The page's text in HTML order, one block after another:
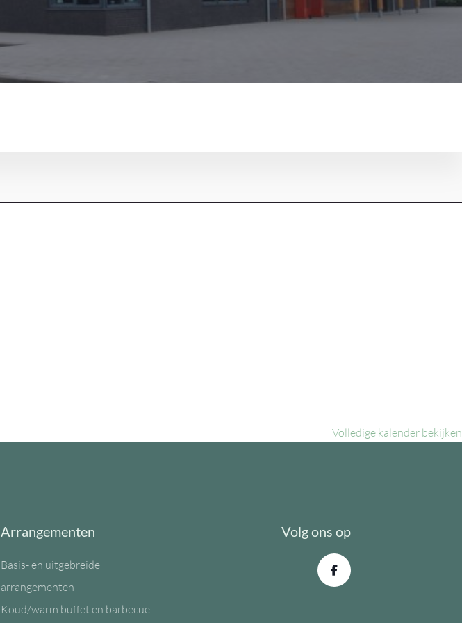
Volledige kalender bekijken
Arrangementen
Basis- en uitgebreide
arrangementen
Koud/warm buffet en barbecue
Volg ons op